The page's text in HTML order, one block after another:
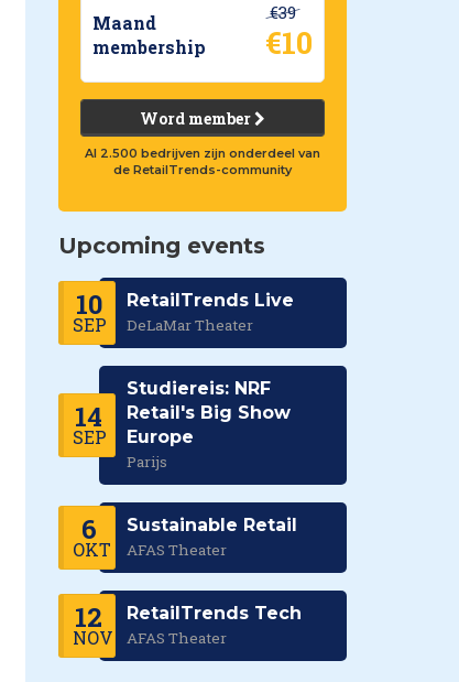
Maand
membership
€39
€10
Word member
Al 2.500 bedrijven zijn onderdeel van
de RetailTrends-community
Upcoming events
10
SEP
RetailTrends Live
DeLaMar Theater
14
SEP
Studiereis: NRF
Retail's Big Show
Europe
Parijs
6
OKT
Sustainable Retail
AFAS Theater
12
NOV
RetailTrends Tech
AFAS Theater